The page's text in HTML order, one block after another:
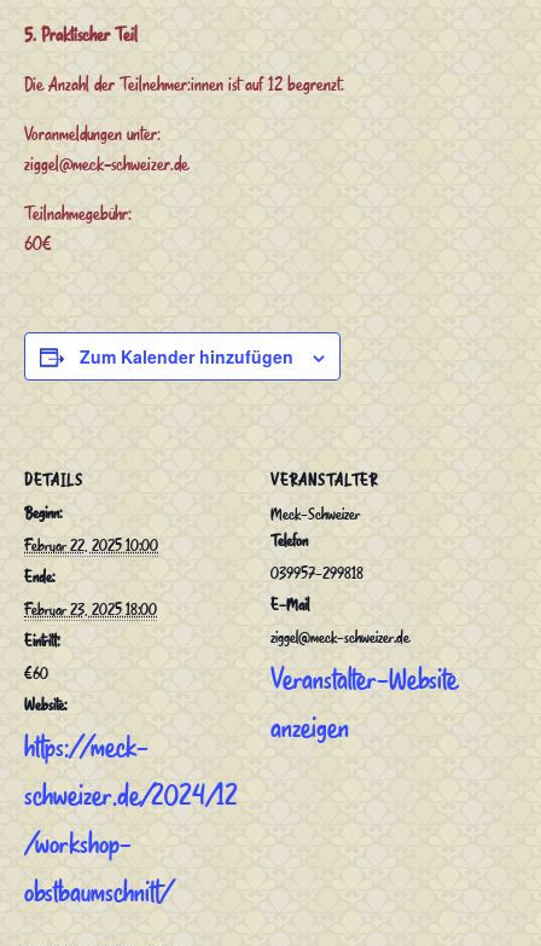
5. Praktischer Teil
Die Anzahl der Teilnehmer:innen ist auf 12 begrenzt.
Voranmeldungen unter:
ziggel@meck-schweizer.de
Teilnahmegebühr:
60€
Zum Kalender hinzufügen
DETAILS
Beginn:
Februar 22, 2025 10:00
Ende:
Februar 23, 2025 18:00
Eintritt:
€60
Website:
https://meck-
schweizer.de/2024/12
/workshop-
obstbaumschnitt/
VERANSTALTER
Meck-Schweizer
Telefon
039957-299818
E-Mail
ziggel@meck-schweizer.de
Veranstalter-Website
anzeigen